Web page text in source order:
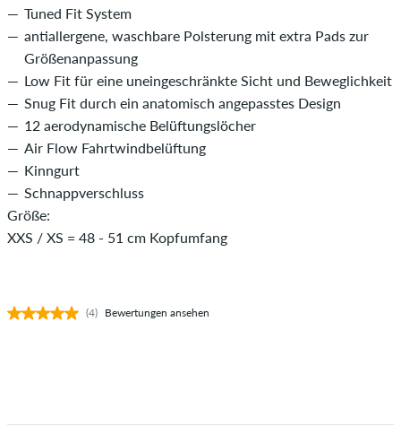
8 3/8
8 5/8 68,3
Den Kopfumfang kannst du messen, indem du ein Maßband
ca. 1cm über dem Ohr um die breiteste Stelle des Kopfes
legst.
Tuned Fit System
antiallergene, waschbare Polsterung mit extra Pads zur
Größenanpassung
Low Fit für eine uneingeschränkte Sicht und Beweglichkeit
Snug Fit durch ein anatomisch angepasstes Design
12 aerodynamische Belüftungslöcher
Air Flow Fahrtwindbelüftung
Kinngurt
Schnappverschluss
Größe:
XXS / XS = 48 - 51 cm Kopfumfang
(4) Bewertungen ansehen